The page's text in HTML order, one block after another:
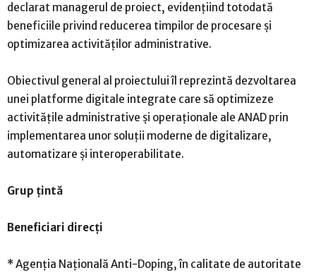
declarat managerul de proiect, evidențiind totodată
beneficiile privind reducerea timpilor de procesare și
optimizarea activităților administrative.
Obiectivul general al proiectului îl reprezintă dezvoltarea
unei platforme digitale integrate care să optimizeze
activitățile administrative și operaționale ale ANAD prin
implementarea unor soluții moderne de digitalizare,
automatizare și interoperabilitate.
Grup țintă
Beneficiari direcți
* Agenția Națională Anti-Doping, în calitate de autoritate